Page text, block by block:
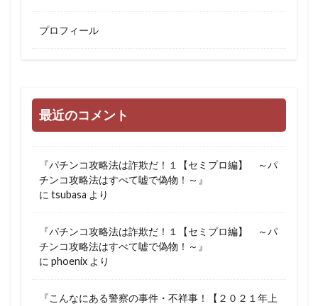
プロフィール
最近のコメント
『パチンコ攻略法は詐欺だ！１【セミプロ編】 ～パ
チンコ攻略法はすべて嘘で偽物！～』
に tsubasa より
『パチンコ攻略法は詐欺だ！１【セミプロ編】 ～パ
チンコ攻略法はすべて嘘で偽物！～』
に phoenix より
『こんなにある警察の事件・不祥事！【２０２１年上